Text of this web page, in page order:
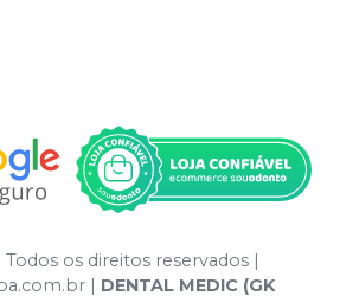
os direitos reservados |
| DENTAL MEDIC (GK